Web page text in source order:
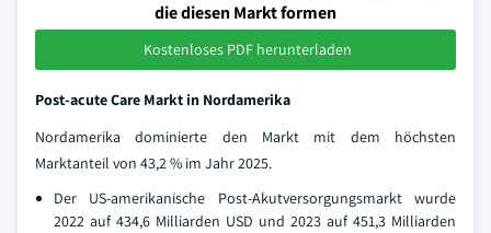
die diesen Markt formen
Kostenloses PDF herunterladen
Post-acute Care Markt in Nordamerika
Nordamerika dominierte den Markt mit dem höchsten
Marktanteil von 43,2 % im Jahr 2025.
Der US-amerikanische Post-Akutversorgungsmarkt wurde
2022 auf 434,6 Milliarden USD und 2023 auf 451,3 Milliarden